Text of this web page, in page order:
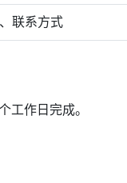
联系方式
工作日完成。